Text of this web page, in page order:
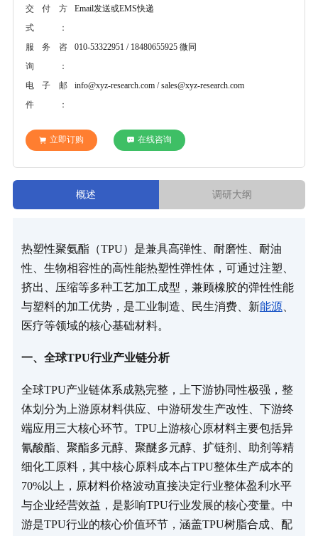
交付方
式：
Email发送或EMS快递
服务咨
询：
010-53322951 / 18480655925 微同
电子邮
件：
info@xyz-research.com / sales@xyz-research.com
立即订购 在线咨询
概述 调研大纲
热塑性聚氨酯（TPU）是兼具高弹性、耐磨性、耐油
性、生物相容性的高性能热塑性弹性体，可通过注塑、
挤出、压缩等多种工艺加工成型，兼顾橡胶的弹性性能
与塑料的加工优势，是工业制造、民生消费、新能源、
医疗等领域的核心基础材料。
一、全球TPU行业产业链分析
全球TPU产业链体系成熟完整，上下游协同性极强，整
体划分为上游原材料供应、中游研发生产改性、下游终
端应用三大核心环节。TPU上游核心原材料主要包括异
氰酸酯、聚酯多元醇、聚醚多元醇、扩链剂、助剂等精
细化工原料，其中核心原料成本占TPU整体生产成本的
70%以上，原材料价格波动直接决定行业整体盈利水平
与企业经营效益，是影响TPU行业发展的核心变量。中
游是TPU行业的核心价值环节，涵盖TPU树脂合成、配